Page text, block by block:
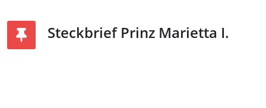
Steckbrief Prinz Marietta I.